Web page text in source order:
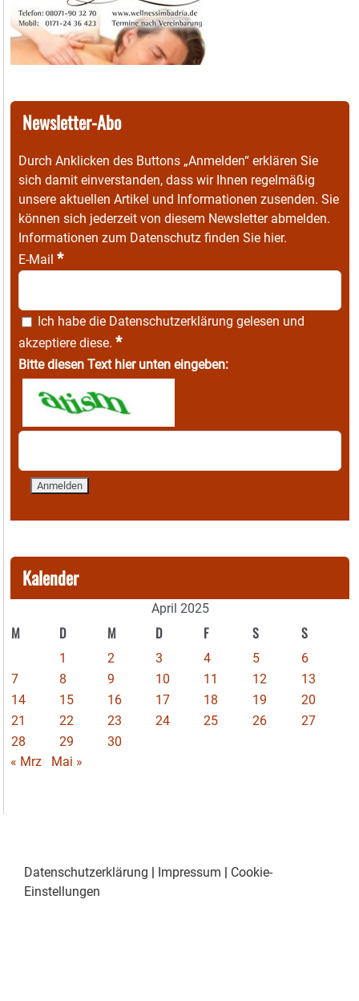
Newsletter-Abo
Durch Anklicken des Buttons „Anmelden“ erklären Sie
sich damit einverstanden, dass wir Ihnen regelmäßig
unsere aktuellen Artikel und Informationen zusenden. Sie
können sich jederzeit von diesem Newsletter abmelden.
Informationen zum Datenschutz finden Sie hier.
E-Mail *
Ich habe die Datenschutzerklärung gelesen und
akzeptiere diese. *
Bitte diesen Text hier unten eingeben:
Kalender
April 2025
M D M D F S S
1 2 3 4 5
6
7
8 9 10 11 12
13
14
15 16 17 18 19
20
21
22 23 24 25 26
27
28
29
30
« Mrz
Mai »
Datenschutzerklärung | Impressum | Cookie-
Einstellungen